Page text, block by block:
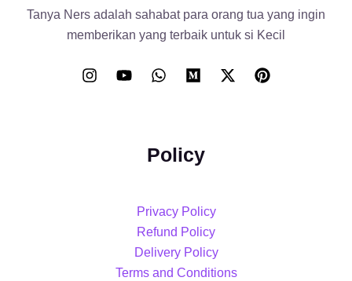
Tanya Ners adalah sahabat para orang tua yang ingin
memberikan yang terbaik untuk si Kecil
Policy
Privacy Policy
Refund Policy
Delivery Policy
Terms and Conditions